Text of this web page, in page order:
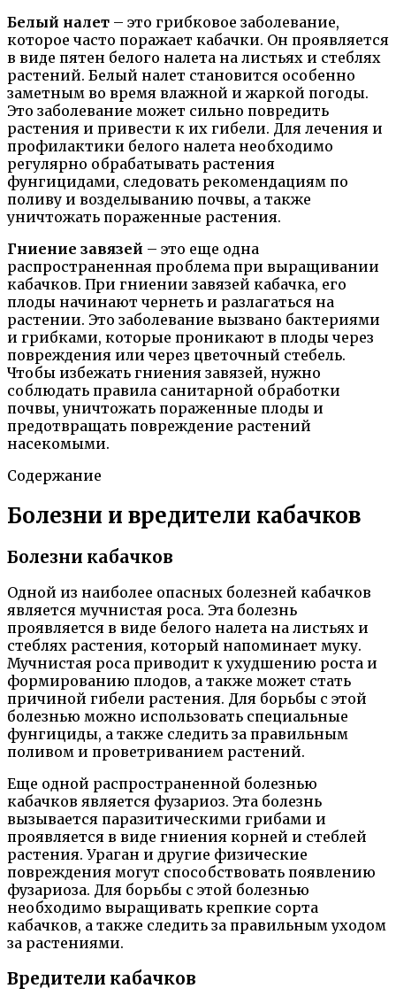
Белый налет – это грибковое заболевание,
которое часто поражает кабачки. Он проявляется
в виде пятен белого налета на листьях и стеблях
растений. Белый налет становится особенно
заметным во время влажной и жаркой погоды.
Это заболевание может сильно повредить
растения и привести к их гибели. Для лечения и
профилактики белого налета необходимо
регулярно обрабатывать растения
фунгицидами, следовать рекомендациям по
поливу и возделыванию почвы, а также
уничтожать пораженные растения.
Гниение завязей – это еще одна
распространенная проблема при выращивании
кабачков. При гниении завязей кабачка, его
плоды начинают чернеть и разлагаться на
растении. Это заболевание вызвано бактериями
и грибками, которые проникают в плоды через
повреждения или через цветочный стебель.
Чтобы избежать гниения завязей, нужно
соблюдать правила санитарной обработки
почвы, уничтожать пораженные плоды и
предотвращать повреждение растений
насекомыми.
Содержание
Болезни и вредители кабачков
Болезни кабачков
Одной из наиболее опасных болезней кабачков
является мучнистая роса. Эта болезнь
проявляется в виде белого налета на листьях и
стеблях растения, который напоминает муку.
Мучнистая роса приводит к ухудшению роста и
формированию плодов, а также может стать
причиной гибели растения. Для борьбы с этой
болезнью можно использовать специальные
фунгициды, а также следить за правильным
поливом и проветриванием растений.
Еще одной распространенной болезнью
кабачков является фузариоз. Эта болезнь
вызывается паразитическими грибами и
проявляется в виде гниения корней и стеблей
растения. Ураган и другие физические
повреждения могут способствовать появлению
фузариоза. Для борьбы с этой болезнью
необходимо выращивать крепкие сорта
кабачков, а также следить за правильным уходом
за растениями.
Вредители кабачков